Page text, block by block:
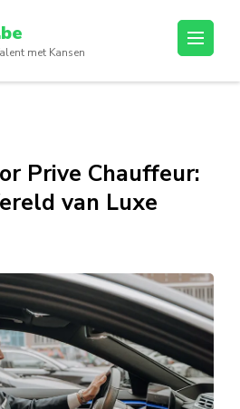
met Kansen
Prive Chauffeur:
van Luxe